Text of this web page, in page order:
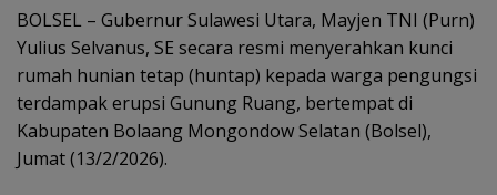
BOLSEL – Gubernur Sulawesi Utara, Mayjen TNI (Purn)
Yulius Selvanus, SE secara resmi menyerahkan kunci
rumah hunian tetap (huntap) kepada warga pengungsi
terdampak erupsi Gunung Ruang, bertempat di
Kabupaten Bolaang Mongondow Selatan (Bolsel),
Jumat (13/2/2026).